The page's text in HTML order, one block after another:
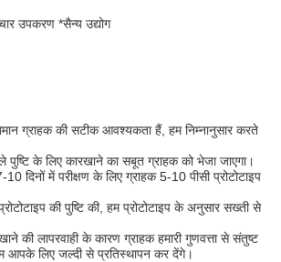
उपकरण *सैन्य उद्योग
ग्राहक की सटीक आवश्यकता हैं, हम निम्नानुसार करते
के लिए कारखाने का सबूत ग्राहक को भेजा जाएगा।
दिनों में परीक्षण के लिए ग्राहक 5-10 पीसी प्रोटोटाइप
की पुष्टि की, हम प्रोटोटाइप के अनुसार सख्ती से
की लापरवाही के कारण ग्राहक हमारी गुणवत्ता से संतुष्ट
आपके लिए जल्दी से प्रतिस्थापन कर देंगे।